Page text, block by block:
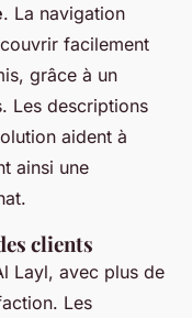
. La navigation
facilement
grâce à un
Les descriptions
aident à
ainsi une
clients
Layl, avec plus de
Les